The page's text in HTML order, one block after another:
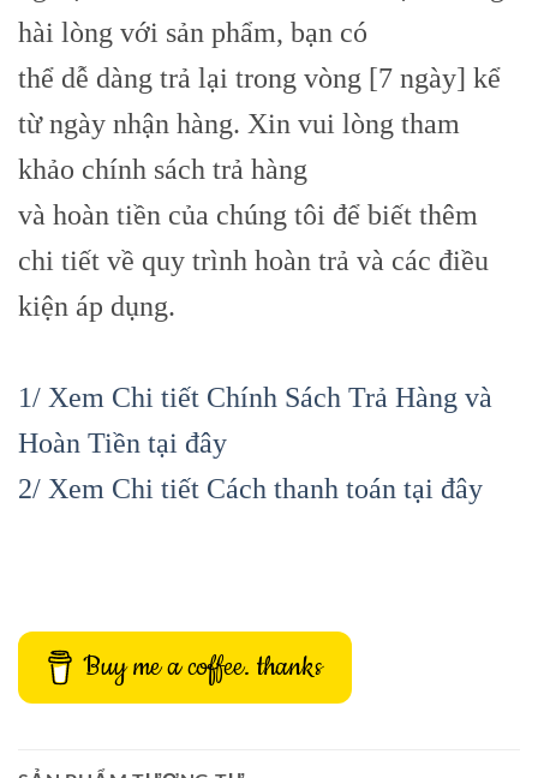
hài lòng với sản phẩm, bạn có
thể dễ dàng trả lại trong vòng [7 ngày] kể
từ ngày nhận hàng. Xin vui lòng tham
khảo chính sách trả hàng
và hoàn tiền của chúng tôi để biết thêm
chi tiết về quy trình hoàn trả và các điều
kiện áp dụng.
1/ Xem Chi tiết Chính Sách Trả Hàng và
Hoàn Tiền tại đây
2/ Xem Chi tiết Cách thanh toán tại đây
Buy me a coffee. thanks